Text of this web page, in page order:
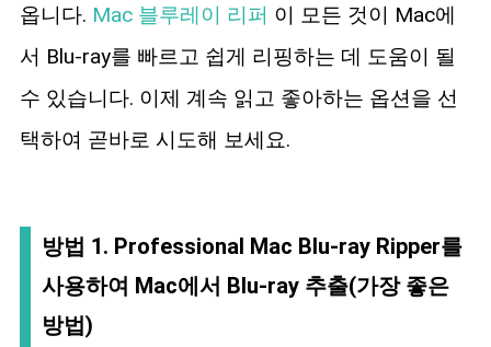
옵니다. Mac 블루레이 리퍼 이 모든 것이 Mac에
서 Blu-ray를 빠르고 쉽게 리핑하는 데 도움이 될
수 있습니다. 이제 계속 읽고 좋아하는 옵션을 선
택하여 곧바로 시도해 보세요.
방법 1. Professional Mac Blu-ray Ripper를
사용하여 Mac에서 Blu-ray 추출(가장 좋은
방법)